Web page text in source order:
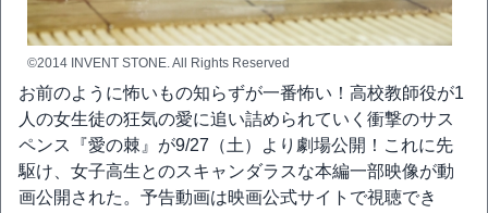
©2014 INVENT STONE. All Rights Reserved
お前のように怖いもの知らずが一番怖い！高校教師役が1
人の女生徒の狂気の愛に追い詰められていく衝撃のサス
ペンス『愛の棘』が9/27（土）より劇場公開！これに先
駆け、女子高生とのスキャンダラスな本編一部映像が動
画公開された。予告動画は映画公式サイトで視聴でき